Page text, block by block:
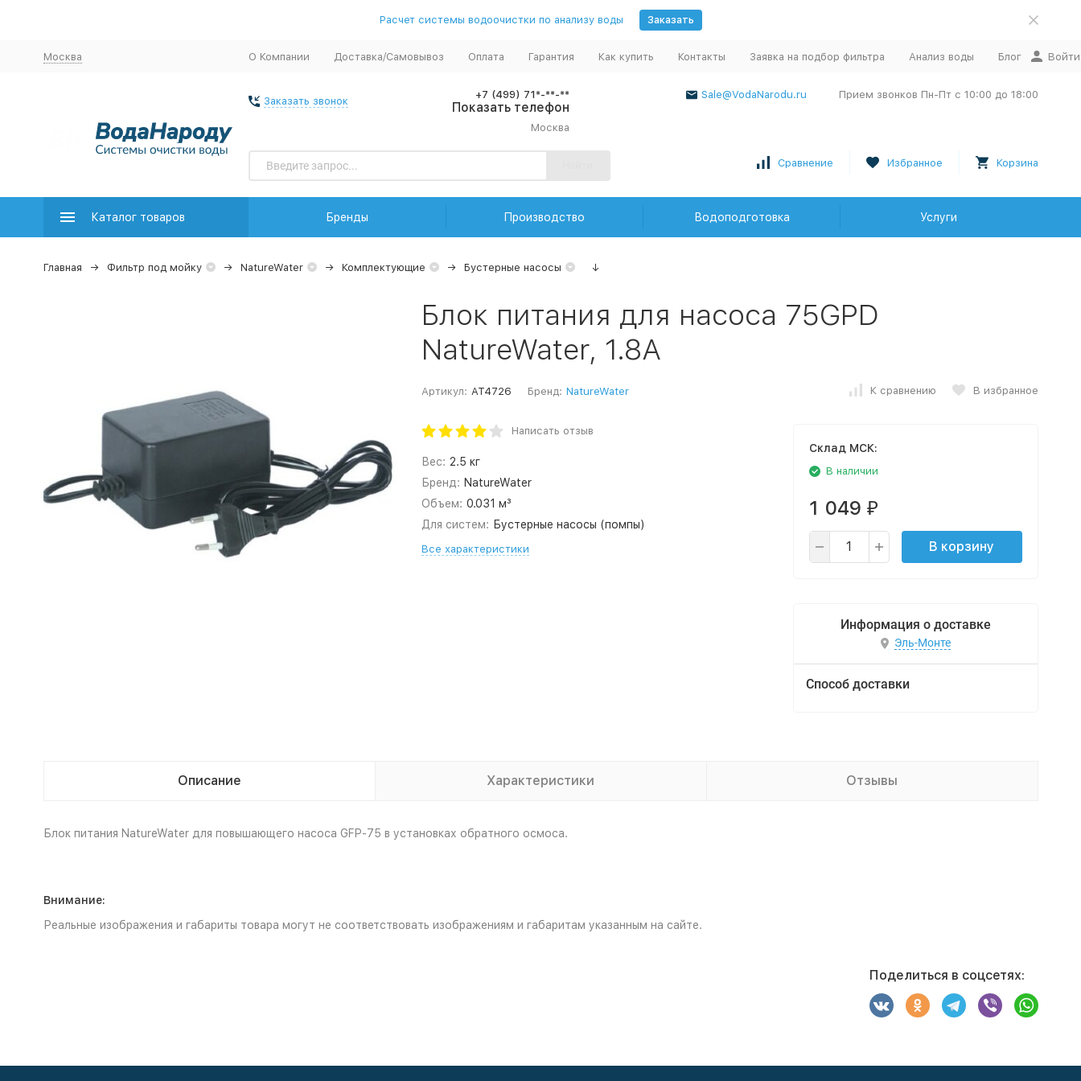
Расчет системы водоочистки по анализу воды Заказать
Москва О Компании Доставка/Самовывоз Оплата Гарантия Как купить Контакты Заявка на подбор фильтра Анализ воды Блог Войти
Заказать звонок
+7 (499) 71*-**-**
Показать телефон
Москва
Sale@VodaNarodu.ru Прием звонков Пн-Пт с 10:00 до 18:00
Сравнение Избранное Корзина
Каталог товаров Бренды Производство Водоподготовка Услуги
Главная Фильтр под мойку NatureWater Комплектующие Бустерные насосы ↓
Блок питания для насоса 75GPD
NatureWater, 1.8А
Артикул: AT4726 Бренд: NatureWater К сравнению В избранное
Написать отзыв
Вес: 2.5 кг
Бренд: NatureWater
Объем: 0.031 м³
Для систем: Бустерные насосы (помпы)
Все характеристики
Cклад МСК:
В наличии
1 049 ₽
В корзину
Информация о доставке
Эль-Монте
Способ доставки
Описание Характеристики Отзывы
Блок питания NatureWater для повышающего насоса GFP-75 в установках обратного осмоса.
Внимание:
Реальные изображения и габариты товара могут не соответствовать изображениям и габаритам указанным на сайте.
Поделиться в соцсетях: